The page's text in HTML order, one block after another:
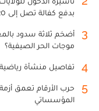
بدفع كفالة تصل إلى 20 ألف دولار
3
أضخم ثلاثة سدود
موجات الحر الصيفية؟
4 تفاصيل منشأة رياضية
5
حرب الأرقام تعمق
المؤسساتي